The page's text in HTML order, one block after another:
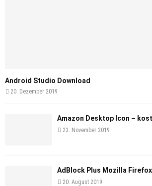
Android Studio Download
20. Dezember 2019
Amazon Desktop Icon –
23. November 2019
AdBlock Plus Mozilla Firefox
20. August 2019